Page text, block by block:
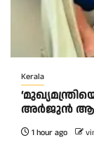
Kerala
അർജുൻ
1 hour ago